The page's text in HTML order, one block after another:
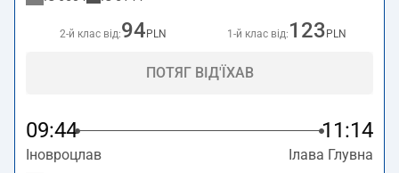
2-й клас від:94 PLN 1-й клас від: 123 PLN
ПОТЯГ ВІД'ЇХАВ
09:44 11:14
Іновроцлав Ілава Глувна